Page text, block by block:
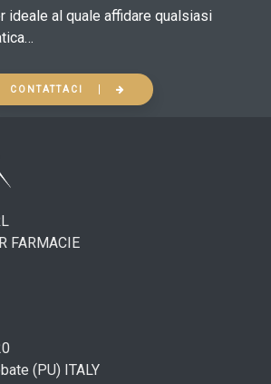
ideale al quale affidare qualsiasi
CONTATTACI
FARMACIE
(PU) ITALY